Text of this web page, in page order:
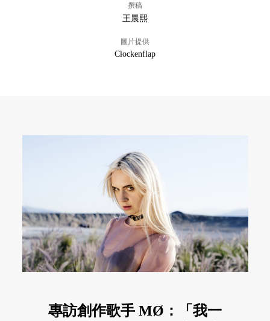
撰稿
王晨熙
圖片提供
Clockenflap
專訪創作歌手 MØ：「我一